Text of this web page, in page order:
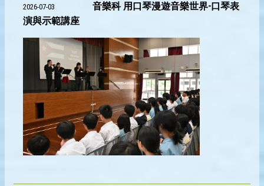
2026-07-03
音樂科 用口琴漫遊音樂世界-口琴表
演與示範講座